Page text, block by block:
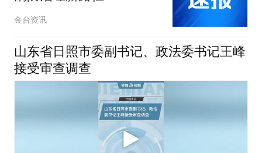
金台资讯
山东省日照市委副书记、政法委书记王峰
接受审查调查